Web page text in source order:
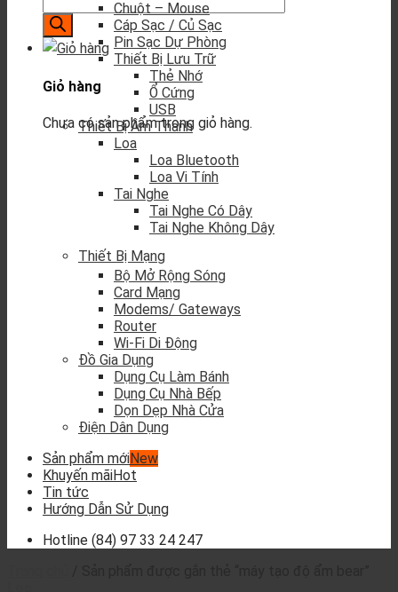
Giỏ hàng
Chưa có sản phẩm trong giỏ hàng.
Chuột – Mouse
Cáp Sạc / Củ Sạc
Pin Sạc Dự Phòng
Thiết Bị Lưu Trữ
Thẻ Nhớ
Ổ Cứng
USB
Thiết Bị Âm Thanh
Loa
Loa Bluetooth
Loa Vi Tính
Tai Nghe
Tai Nghe Có Dây
Tai Nghe Không Dây
Thiết Bị Mạng
Bộ Mở Rộng Sóng
Card Mạng
Modems/ Gateways
Router
Wi-Fi Di Động
Đồ Gia Dụng
Dụng Cụ Làm Bánh
Dụng Cụ Nhà Bếp
Dọn Dẹp Nhà Cửa
Điện Dân Dụng
Sản phẩm mới
Khuyến mãi
Tin tức
Hướng Dẫn Sử Dụng
Hotline (84) 97 33 24 247